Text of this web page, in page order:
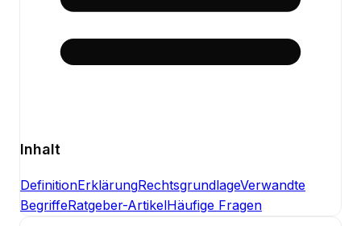
Inhalt
DefinitionErklärungRechtsgrundlageVerwandte
BegriffeRatgeber-ArtikelHäufige Fragen